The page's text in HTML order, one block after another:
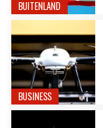
BUITENLAND
BUSINESS